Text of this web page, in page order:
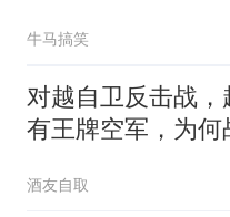
牛马搞笑
对越自卫反击战，
有王牌空军，为何
酒友自取